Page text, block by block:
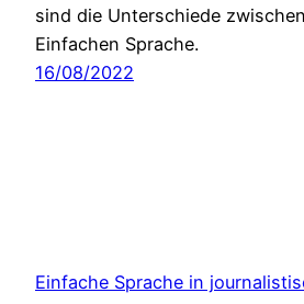
sind die Unterschiede
Einfachen Sprache.
16/08/2022
Einfache Sprache in